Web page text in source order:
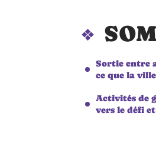
Sortie entre
ce que la
Activités de
vers le défi